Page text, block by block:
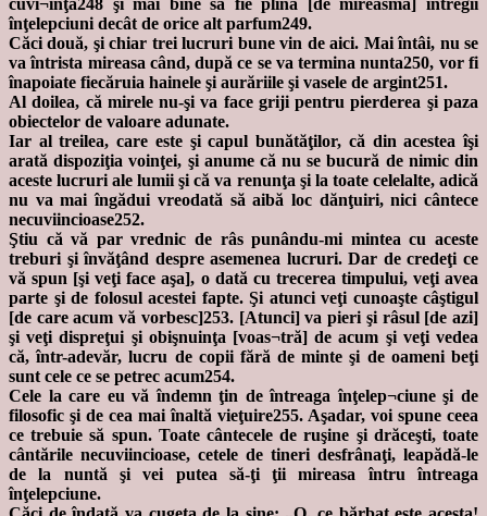
cuvi¬inţă248 şi mai bine să fie plină [de mireasma] întregii
înţelepciuni decât de orice alt parfum249.
Căci două, şi chiar trei lucruri bune vin de aici. Mai întâi, nu se
va întrista mireasa când, după ce se va termina nunta250, vor fi
înapoiate fiecăruia hainele şi aurăriile şi vasele de argint251.
Al doilea, că mirele nu-şi va face griji pentru pierderea şi paza
obiectelor de valoare adunate.
Iar al treilea, care este şi capul bunătăţilor, că din acestea îşi
arată dispoziţia voinţei, şi anume că nu se bucură de nimic din
aceste lucruri ale lumii şi că va renunţa şi la toate celelalte, adică
nu va mai îngădui vreodată să aibă loc dănţuiri, nici cântece
necuviincioase252.
Ştiu că vă par vrednic de râs punându-mi mintea cu aceste
treburi şi învăţând despre asemenea lucruri. Dar de credeţi ce
vă spun [şi veţi face aşa], o dată cu trecerea timpului, veţi avea
parte şi de folosul acestei fapte. Şi atunci veţi cunoaşte câştigul
[de care acum vă vorbesc]253. [Atunci] va pieri şi râsul [de azi]
şi veţi dispreţui şi obişnuinţa [voas¬tră] de acum şi veţi vedea
că, într-adevăr, lucru de copii fără de minte şi de oameni beţi
sunt cele ce se petrec acum254.
Cele la care eu vă îndemn ţin de întreaga înţelep¬ciune şi de
filosofic şi de cea mai înaltă vieţuire255. Aşadar, voi spune ceea
ce trebuie să spun. Toate cântecele de ruşine şi drăceşti, toate
cântările necuviincioase, cetele de tineri desfrânaţi, leapădă-le
de la nuntă şi vei putea să-ţi ţii mireasa întru întreaga
înţelepciune.